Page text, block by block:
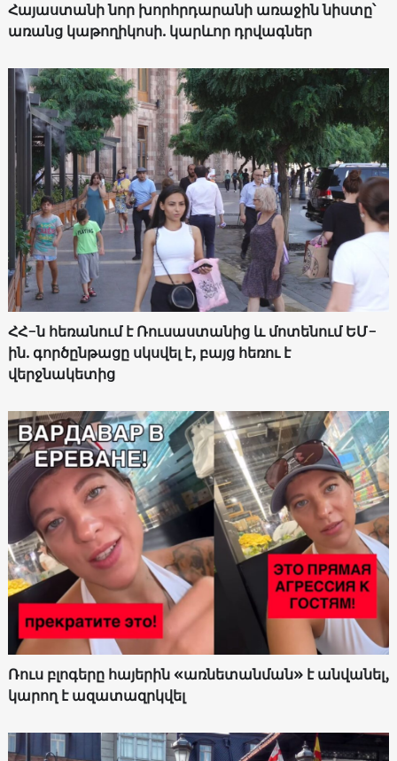
Հայաստանի նոր խորհրդարանի առաջին նիստը՝
առանց կաթողիկոսի. կարևոր դրվագներ
ՀՀ-ն հեռանում է Ռուսաստանից և մոտենում ԵՄ-
ին. գործընթացը սկսվել է, բայց հեռու է
վերջնակետից
Ռուս բլոգերը հայերին «առնետանման» է անվանել,
կարող է ազատազրկվել